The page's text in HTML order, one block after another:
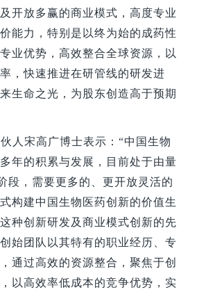
开放多赢的商业模式，高度专业
能力，特别是以终为始的成药性
业优势，高效整合全球资源，以
，快速推进在研管线的研发进
生命之光，为股东创造高于预期
人宋高广博士表示：“中国生物
年的积累与发展，目前处于由量
段，需要更多的、更开放灵活的
构建中国生物医药创新的价值生
种创新研发及商业模式创新的先
始团队以其特有的职业经历、专
通过高效的资源整合，聚焦于创
以高效率低成本的竞争优势，实